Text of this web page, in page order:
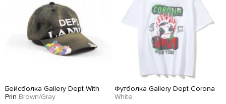
Бейсболка Gallery Dept With
Prin Brown/Gray
Футболка Gallery Dept Corona
White